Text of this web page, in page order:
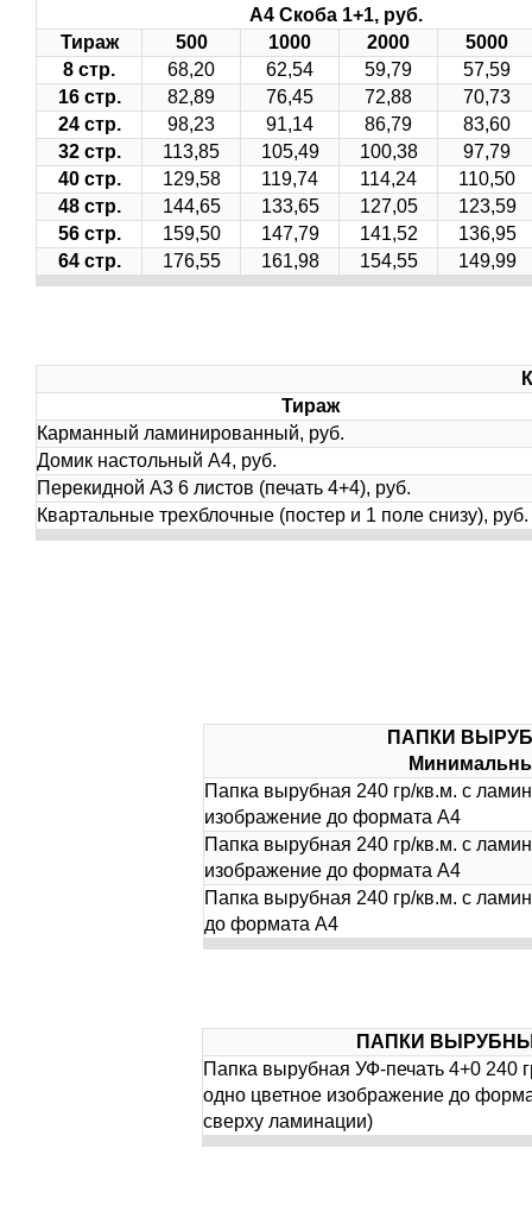
А4 Скоба 1+1, руб.
Тираж
500 1000 2000
5000
8 стр.
68,20 62,54 59,79
57,59
16 стр.
82,89 76,45 72,88
70,73
24 стр.
98,23 91,14 86,79
83,60
32 стр.
113,85 105,49 100,38
97,79
40 стр.
129,58 119,74 114,24
110,50
48 стр.
144,65 133,65 127,05
123,59
56 стр.
159,50 147,79 141,52
136,95
64 стр.
176,55 161,98 154,55 149,99
Тираж
Карманный ламинированный, руб.
Домик настольный А4, руб.
Перекидной А3 6 листов (печать 4+4), руб.
Квартальные трехблочные (постер и 1 поле снизу), руб.
ПАПКИ
Папка вырубная 240 гр/кв.м. с
изображение до формата А4
Папка вырубная 240 гр/кв.м. с
изображение до формата А4
Папка вырубная 240 гр/кв.м. с
до формата А4
ПАПКИ
Папка вырубная УФ-печать 4+0 240
одно цветное изображение до
сверху ламинации)